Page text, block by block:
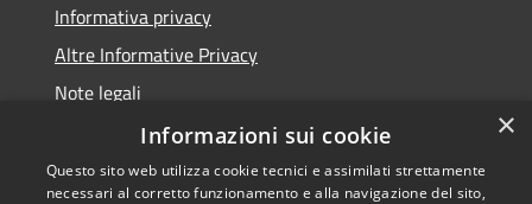
Informativa privacy
Altre Informative Privacy
Note legali
Dichiarazione di accessibilità
×
Informazioni sui cookie
Questo sito web utilizza cookie tecnici e assimilati strettamente
necessari al corretto funzionamento e alla navigazione del sito,